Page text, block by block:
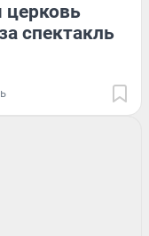
церковь
спектакль